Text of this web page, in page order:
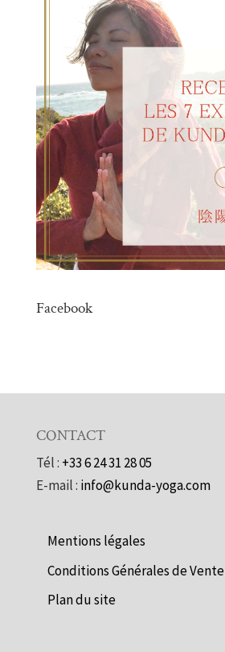
Facebook
CONTACT
Tél : +33 6 24 31 28 05
E-mail : info@kunda-yoga.com
Mentions légales
Conditions Générales de Vente
Plan du site